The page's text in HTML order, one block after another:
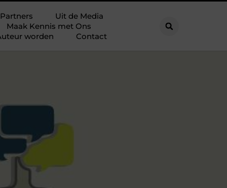
Partners
Uit de Media
Maak Kennis met Ons
worden
Contact